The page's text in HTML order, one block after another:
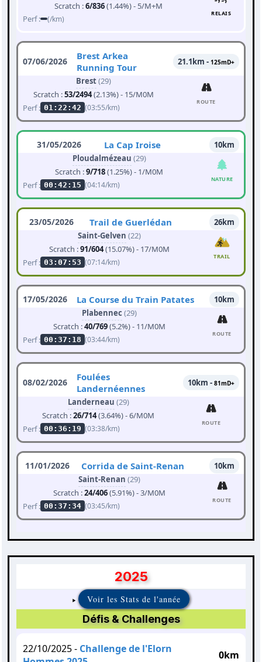
Scratch :6/836(1.44%) - 5/M+M
Perf :
(/km)
RELAIS
07/06/2026
Brest Arkea
Running Tour
21.1km - 125mD+
Brest(29)
Scratch :53/2494(2.13%) - 15/M0M
Perf : 01:22:42 (03:55/km)
ROUTE
31/05/2026 La Cap Iroise
10km
Ploudalmézeau (29)
Scratch :9/718(1.25%) - 1/M0M
Perf : 00:42:15 (04:14/km)
NATURE
23/05/2026 Trail de Guerlédan
26km
Saint-Gelven (22)
Scratch :91/604(15.07%) - 17/M0M
Perf : 03:07:53 (07:14/km)
TRAIL
17/05/2026 La Course du Train Patates
10km
Plabennec (29)
Scratch :40/769(5.2%) - 11/M0M
Perf : 00:37:18 (03:44/km)
ROUTE
08/02/2026
Foulées
Landernéennes
10km - 81mD+
Landerneau (29)
Scratch :26/714(3.64%) - 6/M0M
Perf : 00:36:19 (03:38/km)
ROUTE
11/01/2026 Corrida de Saint-Renan
10km
Saint-Renan (29)
Scratch :24/406(5.91%) - 3/M0M
Perf : 00:37:34 (03:45/km)
ROUTE
2025
Voir les Stats de l'année
Défis & Challenges
22/10/2025 - Challenge de l'Elorn
0km